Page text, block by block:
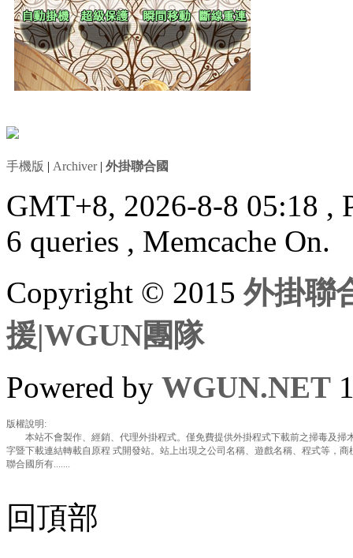
手機版 | Archiver| 外掛聯合國
GMT+8, 2026-8-8 05:18 ,
6 queries , Memcache On.
Copyright © 2015外掛聯
援|WGUN團隊
Powered by WGUN.NET
版權說明:
本站不會製作、經銷、代理外掛程式。僅免費提供外掛程式下載前之掃毒及掃
字暨下載連結轉載自原程 式開發站。站上出現之公司名稱、遊戲名稱、程式等，
聯合國所有.......
回頂部